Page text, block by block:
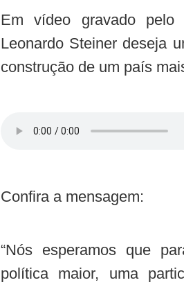
Em vídeo gravado pelo
Leonardo Steiner deseja
construção de um país
Confira a mensagem:
“Nós esperamos que
política maior, uma